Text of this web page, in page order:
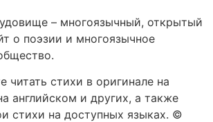
– многоязычный, открытый
о поэзии и многоязычное
читать стихи в оригинале на
английском и других, а также
стихи на доступных языках. ©